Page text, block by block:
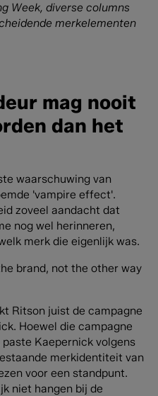
Week, diverse columns
merkelementen
mag nooit
dan het
waarschuwing van
'vampire effect'.
zoveel aandacht dat
nog wel herinneren,
merk die eigenlijk was.
brand, not the other way
Ritson juist de campagne
Hoewel die campagne
Kaepernick volgens
merkidentiteit van
voor een standpunt.
niet hangen bij de